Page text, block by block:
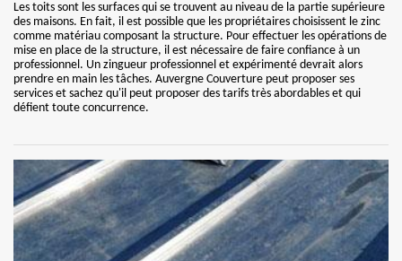
Les toits sont les surfaces qui se trouvent au niveau de la partie supérieure
des maisons. En fait, il est possible que les propriétaires choisissent le zinc
comme matériau composant la structure. Pour effectuer les opérations de
mise en place de la structure, il est nécessaire de faire confiance à un
professionnel. Un zingueur professionnel et expérimenté devrait alors
prendre en main les tâches. Auvergne Couverture peut proposer ses
services et sachez qu'il peut proposer des tarifs très abordables et qui
défient toute concurrence.